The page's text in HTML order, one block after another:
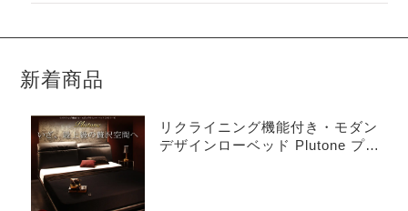
新着商品
リクライニング機能付き・モダン
デザインローベッド Plutone プル